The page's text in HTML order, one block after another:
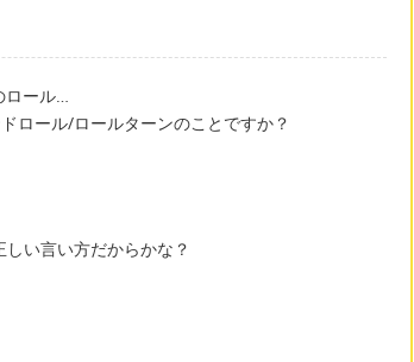
ール…
ロール/ロールターンのことですか？
い言い方だからかな？